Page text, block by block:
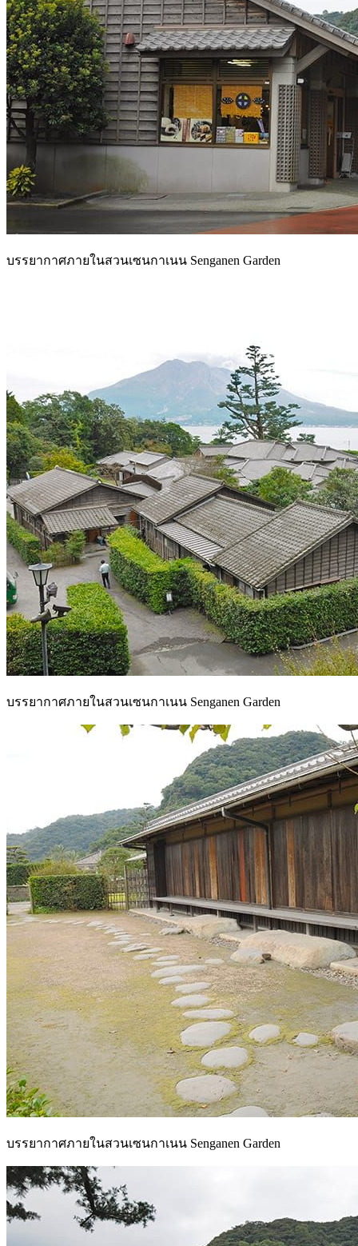
บรรยากาศภายในสวนเซนกาเนน Senganen Garden
บรรยากาศภายในสวนเซนกาเนน Senganen Garden
บรรยากาศภายในสวนเซนกาเนน Senganen Garden